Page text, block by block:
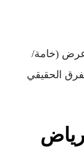
عرض (خامة/
الحقيقي